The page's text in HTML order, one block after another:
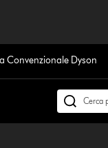
Convenzionale Dyson
Cerca